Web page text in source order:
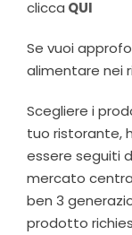
clicca QUI
Se vuoi
alimentare nei
Scegliere i
tuo ristorante,
essere seguiti
mercato
ben 3
prodotto